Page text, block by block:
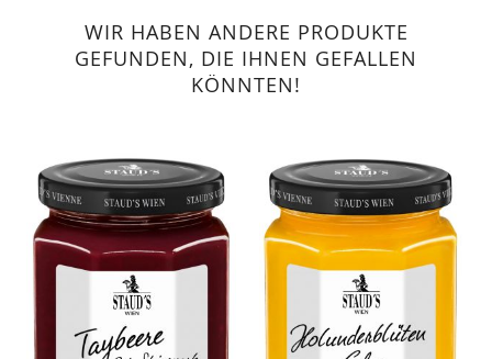
WIR HABEN ANDERE PRODUKTE
GEFUNDEN, DIE IHNEN GEFALLEN
KÖNNTEN!